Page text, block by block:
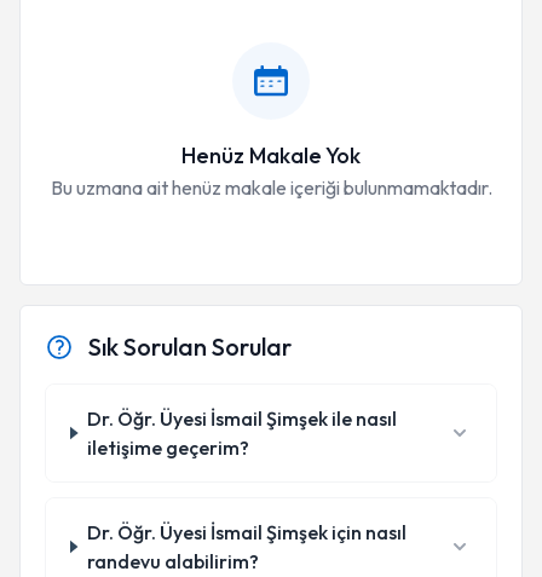
Henüz Makale Yok
Bu uzmana ait henüz makale içeriği bulunmamaktadır.
Sık Sorulan Sorular
Dr. Öğr. Üyesi İsmail Şimşek ile nasıl
iletişime geçerim?
Dr. Öğr. Üyesi İsmail Şimşek için nasıl
randevu alabilirim?